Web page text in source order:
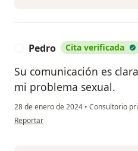
Pedro Cita verificada
Su comunicación es
mi problema sexual.
28 de enero de 2024 • Consultorio
en opinión del usuario Pedro
Reportar